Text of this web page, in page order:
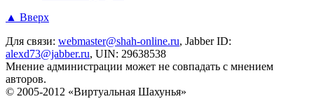
▲ Вверх
Для связи: webmaster@shah-online.ru, Jabber ID:
alexd73@jabber.ru, UIN: 29638538
Мнение администрации может не совпадать с мнением
авторов.
© 2005-2012 «Виртуальная Шахунья»